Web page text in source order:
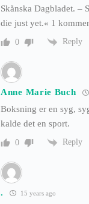
Skånska Dagbladet. –
die just yet.« 1
0 Reply
Anne Marie Buch
Boksning er en syg,
kalde det en sport.
0 Reply
. 15 years ago